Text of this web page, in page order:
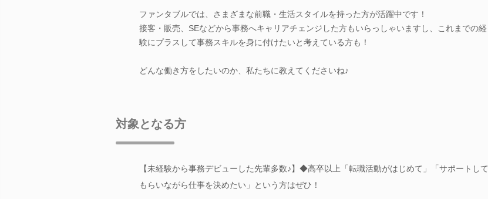
ファンタブルでは、さまざまな前職・生活スタイルを持った方が活躍中です！
接客・販売、SEなどから事務へキャリアチェンジした方もいらっしゃいますし、これまでの経
験にプラスして事務スキルを身に付けたいと考えている方も！
どんな働き方をしたいのか、私たちに教えてくださいね♪
対象となる方
【未経験から事務デビューした先輩多数♪】◆高卒以上「転職活動がはじめて」「サポートして
もらいながら仕事を決めたい」という方はぜひ！